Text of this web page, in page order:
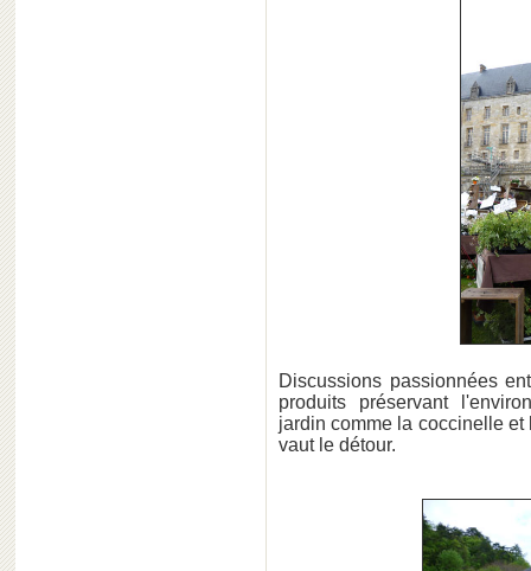
Discussions passionnées
produits préservant
jardin comme la coccinelle
vaut le détour.